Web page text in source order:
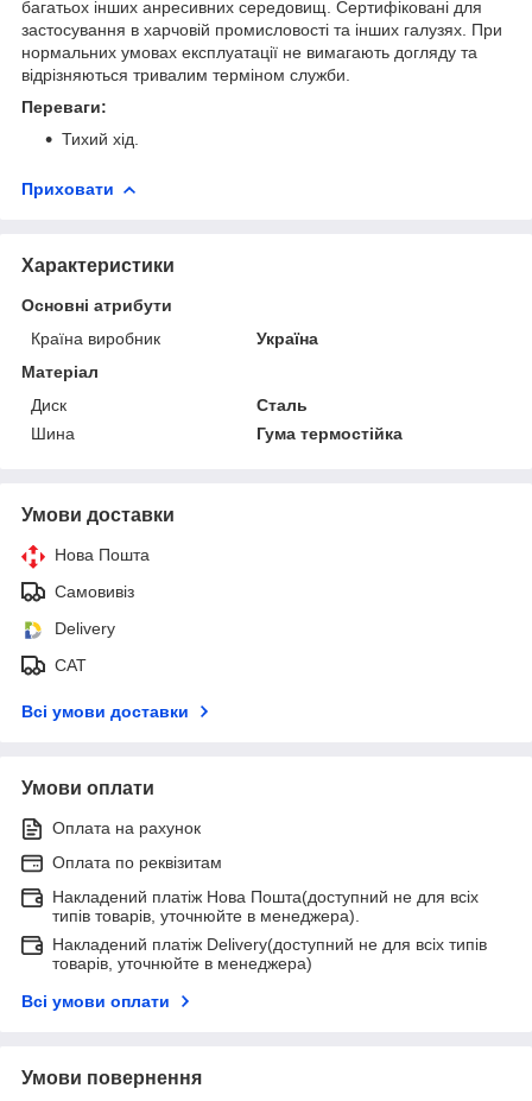
багатьох інших анресивних середовищ. Сертифіковані для
застосування в харчовій промисловості та інших галузях. При
нормальних умовах експлуатації не вимагають догляду та
відрізняються тривалим терміном служби.
Переваги:
Тихий хід.
Приховати
Характеристики
Основні атрибути
Країна виробник
Україна
Матеріал
Диск
Сталь
Шина
Гума термостійка
Умови доставки
Нова Пошта
Самовивіз
Delivery
САТ
Всі умови доставки
Умови оплати
Оплата на рахунок
Оплата по реквізитам
Накладений платіж Нова Пошта(доступний не для всіх
типів товарів, уточнюйте в менеджера).
Накладений платіж Delivery(доступний не для всіх типів
товарів, уточнюйте в менеджера)
Всі умови оплати
Умови повернення